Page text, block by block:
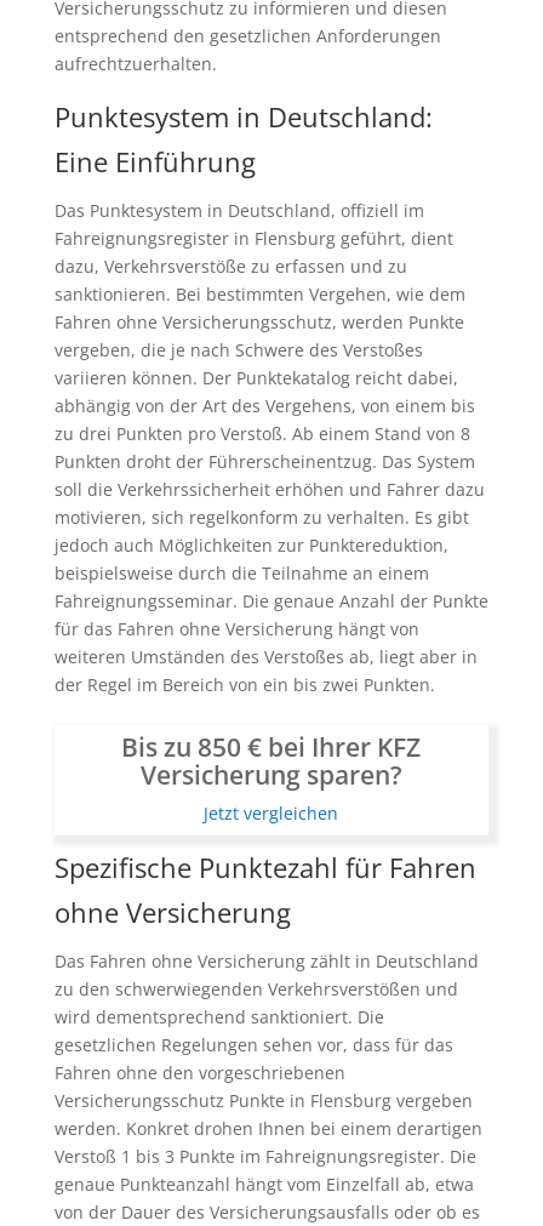
Versicherungsschutz zu informieren und diesen
entsprechend den gesetzlichen Anforderungen
aufrechtzuerhalten.
Punktesystem in Deutschland:
Eine Einführung
Das Punktesystem in Deutschland, offiziell im
Fahreignungsregister in Flensburg geführt, dient
dazu, Verkehrsverstöße zu erfassen und zu
sanktionieren. Bei bestimmten Vergehen, wie dem
Fahren ohne Versicherungsschutz, werden Punkte
vergeben, die je nach Schwere des Verstoßes
variieren können. Der Punktekatalog reicht dabei,
abhängig von der Art des Vergehens, von einem bis
zu drei Punkten pro Verstoß. Ab einem Stand von 8
Punkten droht der Führerscheinentzug. Das System
soll die Verkehrssicherheit erhöhen und Fahrer dazu
motivieren, sich regelkonform zu verhalten. Es gibt
jedoch auch Möglichkeiten zur Punktereduktion,
beispielsweise durch die Teilnahme an einem
Fahreignungsseminar. Die genaue Anzahl der Punkte
für das Fahren ohne Versicherung hängt von
weiteren Umständen des Verstoßes ab, liegt aber in
der Regel im Bereich von ein bis zwei Punkten.
Bis zu 850 € bei Ihrer KFZ
Versicherung sparen?
Jetzt vergleichen
Spezifische Punktezahl für Fahren
ohne Versicherung
Das Fahren ohne Versicherung zählt in Deutschland
zu den schwerwiegenden Verkehrsverstößen und
wird dementsprechend sanktioniert. Die
gesetzlichen Regelungen sehen vor, dass für das
Fahren ohne den vorgeschriebenen
Versicherungsschutz Punkte in Flensburg vergeben
werden. Konkret drohen Ihnen bei einem derartigen
Verstoß 1 bis 3 Punkte im Fahreignungsregister. Die
genaue Punkteanzahl hängt vom Einzelfall ab, etwa
von der Dauer des Versicherungsausfalls oder ob es